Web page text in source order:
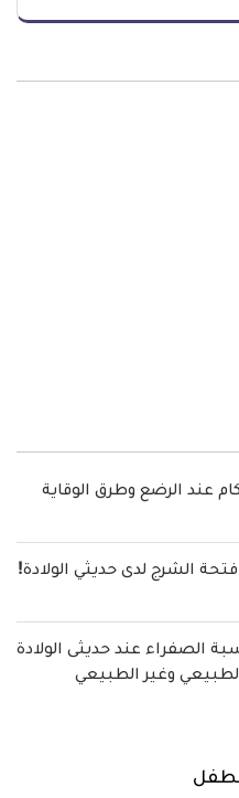
عند الرضع وطرق الوقاية
الشرج لدى حديثي الولادة!
الصفراء عند حديثى الولادة
وغير الطبيعي